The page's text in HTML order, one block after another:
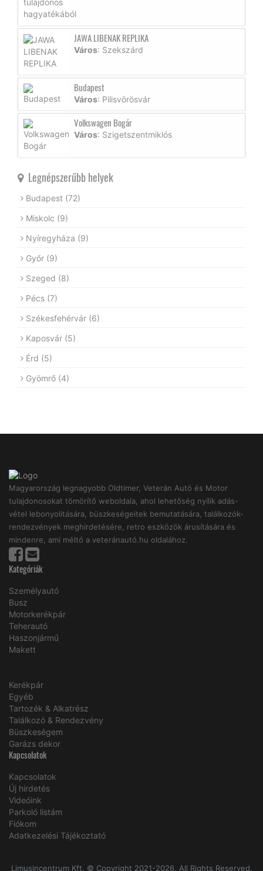
JAWA LIBENAK REPLIKA
Város: Szekszárd
Budapest
Város: Pilisvörösvár
Volkswagen Bogár
Város: Szigetszentmiklós
Legnépszerűbb helyek
Budapest (72)
Miskolc (9)
Nyíregyháza (9)
Győr (9)
Szeged (8)
Pécs (7)
Székesfehérvár (6)
Kaposvár (5)
Érd (5)
Gyömrő (4)
Magyarország legnagyobb Oldtimer, Veterán Autó és Motor
tulajdonosokat tömörítő weboldala, ahol lehetőség nyílik adás-
vétel lebonyolitására, büszkeségeitek bemutatására, találkozók-
rendezvények meghirdetésére, retro eszközök árusítására és
mindenre, ami méltó a veteránautó.hu oldalához.
Kategóriák
Személyautó
Busz
Motorkerékpár
Teherautó
Haszonjármű
Makett
Kerékpár
Egyéb
Tartozék & Alkatrész
Találkozó & Rendezvény
Büszkeségem
Garázs dekor
Kapcsolatok
Kapcsolatok
Új hirdetés
Videóink
Parkoló listám
Fiókom
Adatkezelési Tájékoztató
Limusincentrum Kft. © Copyright 2021-2026, All Rights Reserved.